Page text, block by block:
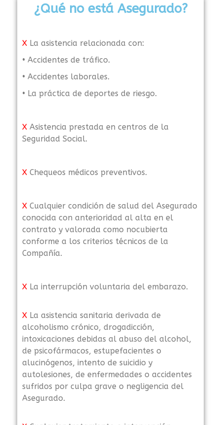
¿Qué no está Asegurado?
X La asistencia relacionada con:
• Accidentes de tráfico.
• Accidentes laborales.
• La práctica de deportes de riesgo.
X Asistencia prestada en centros de la
Seguridad Social.
X Chequeos médicos preventivos.
X Cualquier condición de salud del Asegurado
conocida con anterioridad al alta en el
contrato y valorada como nocubierta
conforme a los criterios técnicos de la
Compañía.
X La interrupción voluntaria del embarazo.
X La asistencia sanitaria derivada de
alcoholismo crónico, drogadicción,
intoxicaciones debidas al abuso del alcohol,
de psicofármacos, estupefacientes o
alucinógenos, intento de suicidio y
autolesiones, de enfermedades o accidentes
sufridos por culpa grave o negligencia del
Asegurado.